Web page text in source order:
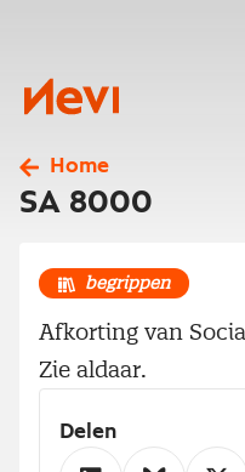
Nevi
Home
SA 8000
begrippen
Afkorting van
Zie aldaar.
Delen